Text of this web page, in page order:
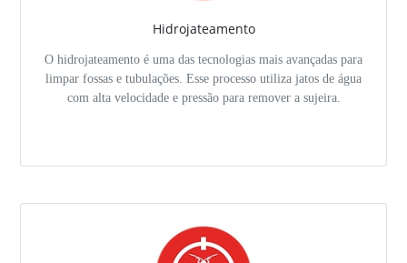
Hidrojateamento
O hidrojateamento é uma das tecnologias mais avançadas para
limpar fossas e tubulações. Esse processo utiliza jatos de água
com alta velocidade e pressão para remover a sujeira.